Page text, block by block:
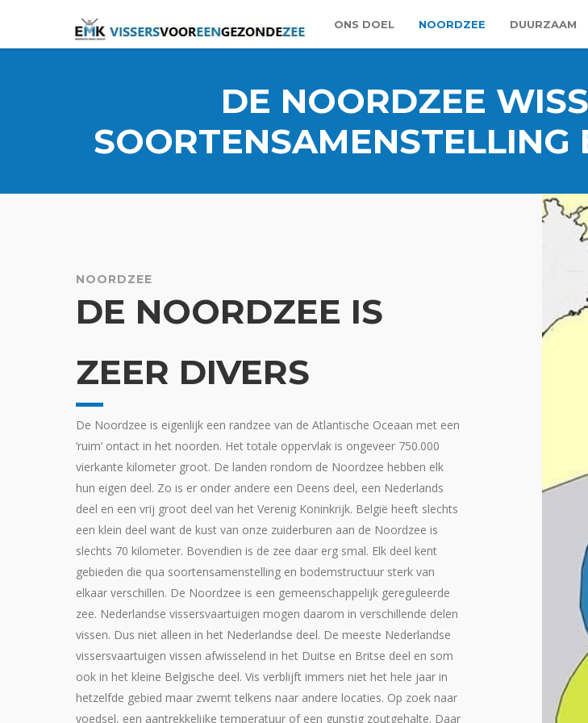
ONS DOEL NOORDZEE DUURZAAM
DE NOORDZEE
NOORDZEE
DE NOORDZEE IS
ZEER DIVERS
De Noordzee is eigenlijk een randzee van de Atlantische Oceaan met een
‘ruim’ ontact in het noorden. Het totale oppervlak is ongeveer 750.000
vierkante kilometer groot. De landen rondom de Noordzee hebben elk
hun eigen deel. Zo is er onder andere een Deens deel, een Nederlands
deel en een vrij groot deel van het Verenig Koninkrijk. België heeft slechts
een klein deel want de kust van onze zuiderburen aan de Noordzee is
slechts 70 kilometer. Bovendien is de zee daar erg smal. Elk deel kent
gebieden die qua soortensamenstelling en bodemstructuur sterk van
elkaar verschillen. De Noordzee is een gemeenschappelijk gereguleerde
zee. Nederlandse vissersvaartuigen mogen daarom in verschillende delen
vissen. Dus niet alleen in het Nederlandse deel. De meeste Nederlandse
vissersvaartuigen vissen afwisselend in het Duitse en Britse deel en som
ook in het kleine Belgische deel. Vis verblijft immers niet het hele jaar in
hetzelfde gebied maar zwemt telkens naar andere locaties. Op zoek naar
voedsel, een aantrekkelijke temperatuur of een gunstig zoutgehalte. Daar